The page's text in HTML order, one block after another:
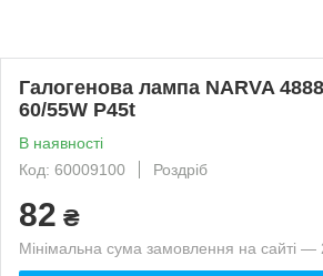
Галогенова лампа NARVA
60/55W P45t
В наявності
Код: 60009100
Роздріб
82 ₴
Мінімальна сума замовлення на сайті —